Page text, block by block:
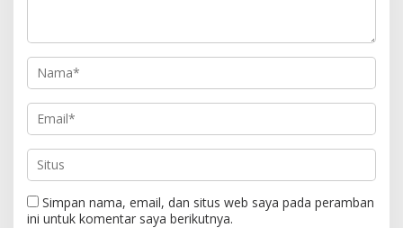
Simpan nama, email, dan situs web saya pada peramban
ini untuk komentar saya berikutnya.